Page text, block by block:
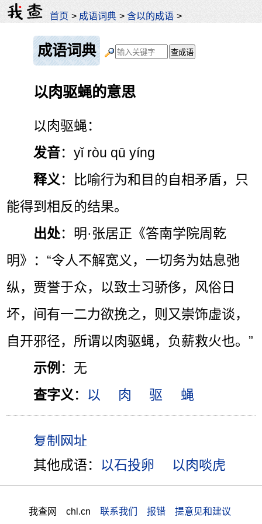
首页 > 成语词典 >含以的成语 >
成语词典
以肉驱蝇的意思
以肉驱蝇：
发音：yǐ ròu qū yíng
释义 ：比喻行为和目的自相矛盾，只
能得到相反的结果。
出处：明·张居正《答南学院周乾
明》：“令人不解宽义，一切务为姑息弛
纵，贾誉于众，以致士习骄侈，风俗日
坏，间有一二力欲挽之，则又崇饰虚谈，
自开邪径，所谓以肉驱蝇，负薪救火也。”
示例 ：无
查字义 ： 以 肉 驱 蝇
其他成语： 以石投卵 以肉啖虎
我查网 chl.cn 联系我们 报错 提意见和建议